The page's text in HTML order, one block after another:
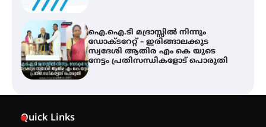
ട്യുണീഷ്യൻ ചിത്രം ” ദി വോയിസ്
ഓഫ് ഹിന്ദ് റജബ് ” ഇരിങ്ങാലക്കുട
ഫിലിം സൊസൈറ്റി ആഗസ്റ്റ് 7
വെള്ളിയാഴ്ച സ്‌ക്രീൻ ചെയ്യുന്നു
Quick Links